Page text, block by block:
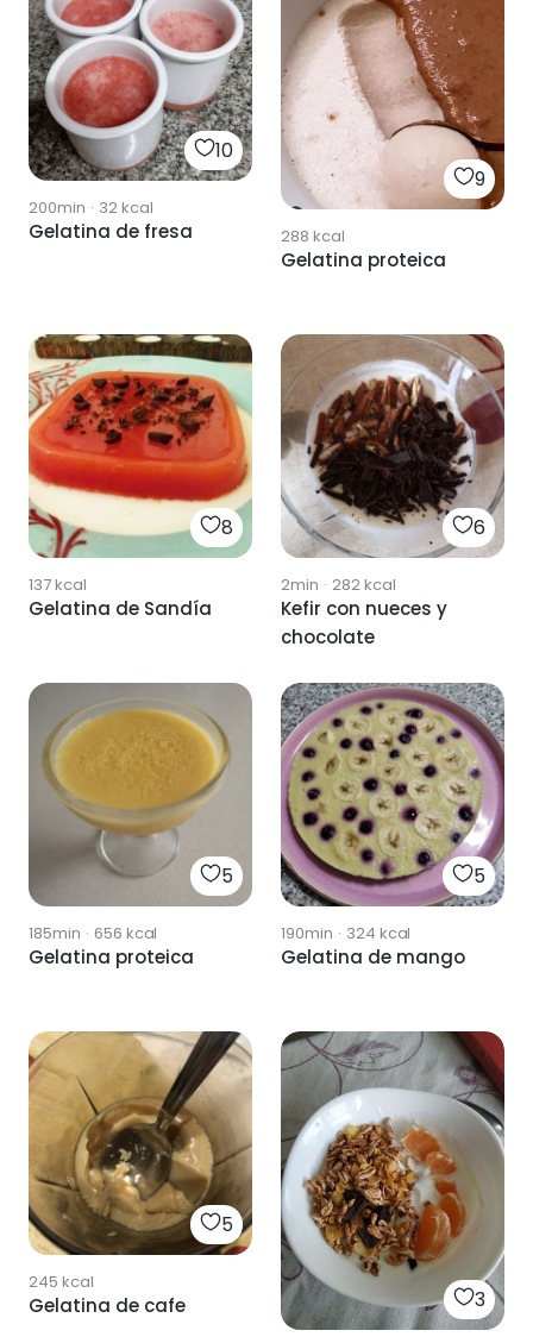
10
200min · 32kcal
Gelatina de fresa
9
288 kcal
Gelatina proteica
8
137kcal
Gelatina de Sandía
6
2min · 282kcal
Kefir con nueces y
chocolate
5
185min · 656 kcal
Gelatina proteica
5
190min · 324 kcal
Gelatina de mango
5
245 kcal
Gelatina de cafe 3